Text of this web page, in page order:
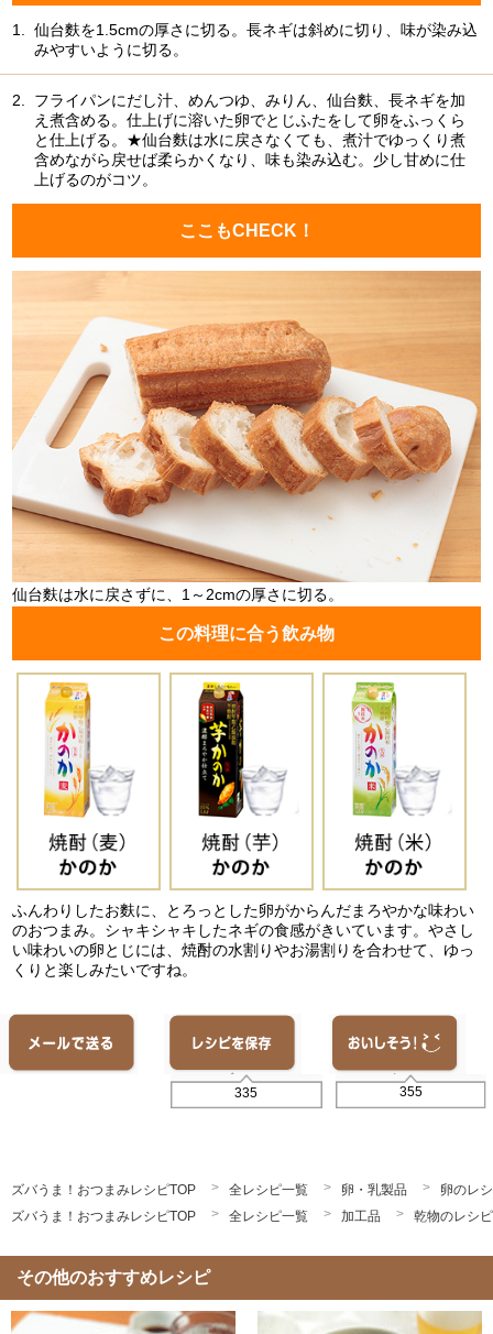
1.
仙台麩を1.5cmの厚さに切る。長ネギは斜めに切り、味が染み込
みやすいように切る。
2.
フライパンにだし汁、めんつゆ、みりん、仙台麩、長ネギを加
え煮含める。仕上げに溶いた卵でとじふたをして卵をふっくら
と仕上げる。★仙台麩は水に戻さなくても、煮汁でゆっくり煮
含めながら戻せば柔らかくなり、味も染み込む。少し甘めに仕
上げるのがコツ。
ここもCHECK！
仙台麩は水に戻さずに、1～2cmの厚さに切る。
この料理に合う飲み物
ふんわりしたお麩に、とろっとした卵がからんだまろやかな味わい
のおつまみ。シャキシャキしたネギの食感がきいています。やさし
い味わいの卵とじには、焼酎の水割りやお湯割りを合わせて、ゆっ
くりと楽しみたいですね。
335 355
ズバうま！おつまみレシピTOP 全レシピ一覧 卵・乳製品
卵のレ
ズバうま！おつまみレシピTOP
全レシピ一覧 加工品 乾物のレシ
その他のおすすめレシピ